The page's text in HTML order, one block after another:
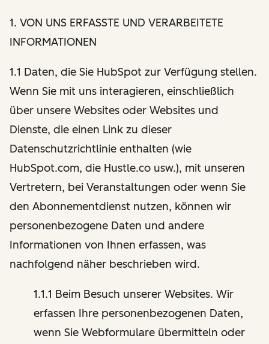
1. VON UNS ERFASSTE UND VERARBEITETE
INFORMATIONEN
1.1 Daten, die Sie HubSpot zur Verfügung stellen.
Wenn Sie mit uns interagieren, einschließlich
über unsere Websites oder Websites und
Dienste, die einen Link zu dieser
Datenschutzrichtlinie enthalten (wie
HubSpot.com, die Hustle.co usw.), mit unseren
Vertretern, bei Veranstaltungen oder wenn Sie
den Abonnementdienst nutzen, können wir
personenbezogene Daten und andere
Informationen von Ihnen erfassen, was
nachfolgend näher beschrieben wird.
1.1.1 Beim Besuch unserer Websites. Wir
erfassen Ihre personenbezogenen Daten,
wenn Sie Webformulare übermitteln oder